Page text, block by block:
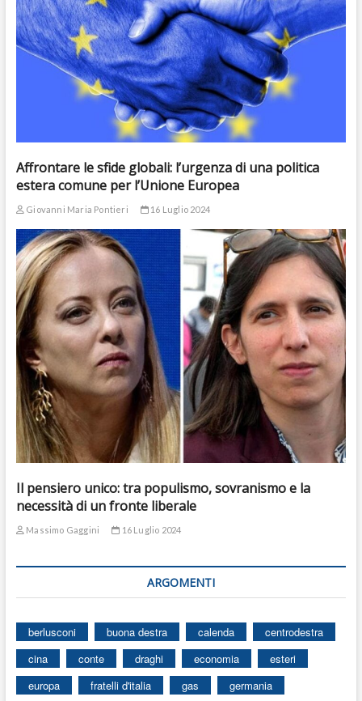
Affrontare le sfide globali: l’urgenza di una politica
estera comune per l’Unione Europea
Giovanni Maria Pontieri 16 Luglio 2024
Il pensiero unico: tra populismo, sovranismo e la
necessità di un fronte liberale
Massimo Gaggini 16 Luglio 2024
ARGOMENTI
berlusconi buona destra calenda
centrodestra
cina
conte draghi economia
esteri
europa
fratelli d'italia gas
germania